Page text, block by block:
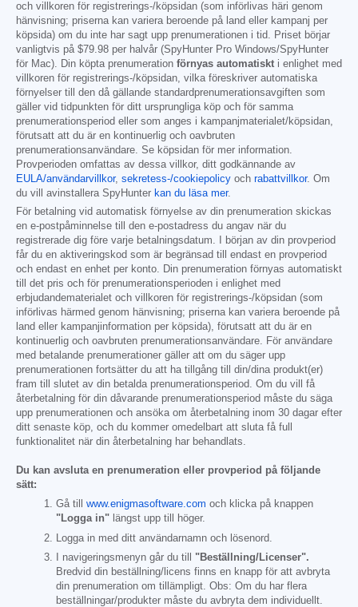
och villkoren för registrerings-/köpsidan (som införlivas häri genom
hänvisning; priserna kan variera beroende på land eller kampanj per
köpsida) om du inte har sagt upp prenumerationen i tid. Priset börjar
vanligtvis på $79.98 per halvår (SpyHunter Pro Windows/SpyHunter
för Mac). Din köpta prenumeration förnyas automatiskt i enlighet med
villkoren för registrerings-/köpsidan, vilka föreskriver automatiska
förnyelser till den då gällande standardprenumerationsavgiften som
gäller vid tidpunkten för ditt ursprungliga köp och för samma
prenumerationsperiod eller som anges i kampanjmaterialet/köpsidan,
förutsatt att du är en kontinuerlig och oavbruten
prenumerationsanvändare. Se köpsidan för mer information.
Provperioden omfattas av dessa villkor, ditt godkännande av
EULA/användarvillkor, sekretess-/cookiepolicy och rabattvillkor. Om
du vill avinstallera SpyHunter kan du läsa mer.
För betalning vid automatisk förnyelse av din prenumeration skickas
en e-postpåminnelse till den e-postadress du angav när du
registrerade dig före varje betalningsdatum. I början av din provperiod
får du en aktiveringskod som är begränsad till endast en provperiod
och endast en enhet per konto. Din prenumeration förnyas automatiskt
till det pris och för prenumerationsperioden i enlighet med
erbjudandematerialet och villkoren för registrerings-/köpsidan (som
införlivas härmed genom hänvisning; priserna kan variera beroende på
land eller kampanjinformation per köpsida), förutsatt att du är en
kontinuerlig och oavbruten prenumerationsanvändare. För användare
med betalande prenumerationer gäller att om du säger upp
prenumerationen fortsätter du att ha tillgång till din/dina produkt(er)
fram till slutet av din betalda prenumerationsperiod. Om du vill få
återbetalning för din dåvarande prenumerationsperiod måste du säga
upp prenumerationen och ansöka om återbetalning inom 30 dagar efter
ditt senaste köp, och du kommer omedelbart att sluta få full
funktionalitet när din återbetalning har behandlats.
Du kan avsluta en prenumeration eller provperiod på följande
sätt:
Gå till www.enigmasoftware.com och klicka på knappen
"Logga in" längst upp till höger.
Logga in med ditt användarnamn och lösenord.
I navigeringsmenyn går du till "Beställning/Licenser".
Bredvid din beställning/licens finns en knapp för att avbryta
din prenumeration om tillämpligt. Obs: Om du har flera
beställningar/produkter måste du avbryta dem individuellt.